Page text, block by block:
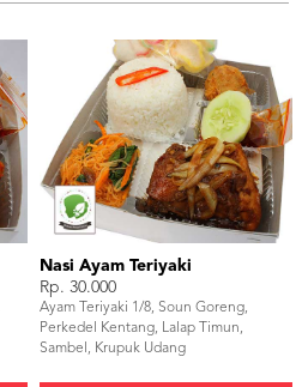
Nasi Ayam Teriyaki
Rp. 30.000
Ayam Teriyaki 1/8, Soun Goreng,
Perkedel Kentang, Lalap Timun,
Sambel, Krupuk Udang